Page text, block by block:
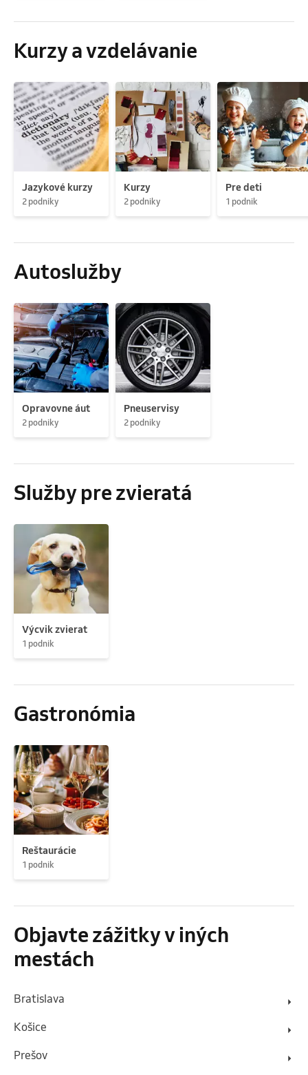
Kurzy a vzdelávanie
Jazykové kurzy
2 podniky
Kurzy
2 podniky
Pre deti
1 podnik
Autoslužby
Opravovne áut
2 podniky
Pneuservisy
2 podniky
Služby pre zvieratá
Výcvik zvierat
1 podnik
Gastronómia
Reštaurácie
1 podnik
Objavte zážitky v iných
mestách
Bratislava
Košice
Prešov